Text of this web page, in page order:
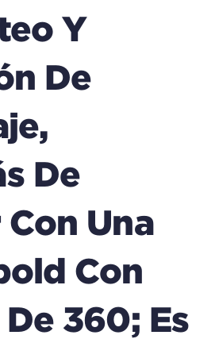
Y
De
De
Una
Con
360; Es